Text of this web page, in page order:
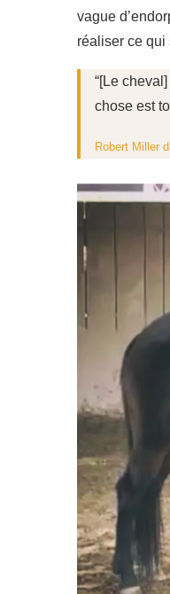
vague
réaliser ce qui
“[Le
chose est
Robert Miller